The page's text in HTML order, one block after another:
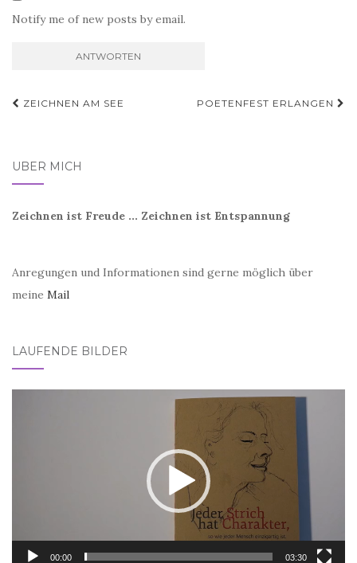
Notify me of new posts by email.
Beitragsnavigation
ZEICHNEN AM SEE POETENFEST ERLANGEN
ÜBER MICH
Zeichnen ist Freude ... Zeichnen ist Entspannung
Anregungen und Informationen sind gerne möglich über
meine Mail
LAUFENDE BILDER
00:00 03:30